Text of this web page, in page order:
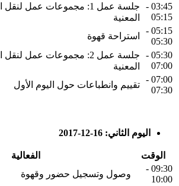
03:45 -
05:15
جلسة عمل 1: مجموعات عمل
المعنية
05:15 -
05:30
استراحة قهوة
05:30 -
07:00
جلسة عمل 2: مجموعات عمل
المعنية
07:00 -
07:30
تقييم وانطباعات حول اليوم الأول
اليوم الثاني: 16-12-2017
الوقت
الفعالية
09:30 -
10:00
وصول وتسجيل حضور وقهوة